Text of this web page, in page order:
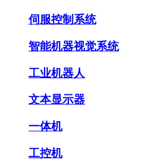
伺服控制系统
智能机器视觉系统
工业机器人
文本显示器
一体机
工控机